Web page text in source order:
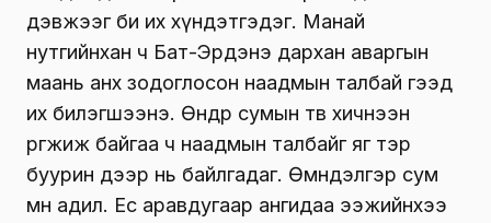
дэвжээг би их хүндэтгэдэг. Манай
нутгийнхан ч Бат-Эрдэнэ дархан аваргын
маань анх зодоглосон наадмын талбай гээд
их билэгшээнэ. Өнөөдөр сумын төв хичнээн
өргөжиж байгаа ч наадмын талбайг яг тэр
буурин дээр нь байлгадаг. Өмнөдэлгэр сум
мөн адил. Ес аравдугаар ангидаа ээжийнхээ